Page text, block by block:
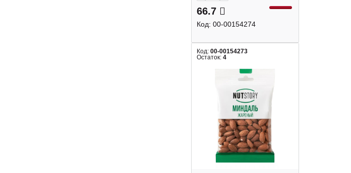
66.7
Код: 00-00154274
Код: 00-00154273
Остаток: 4